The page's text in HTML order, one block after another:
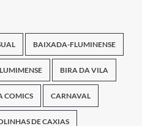
BAIXADA-FLUMINENSE
BIRA DA VILA
COMICS CARNAVAL
DE CAXIAS